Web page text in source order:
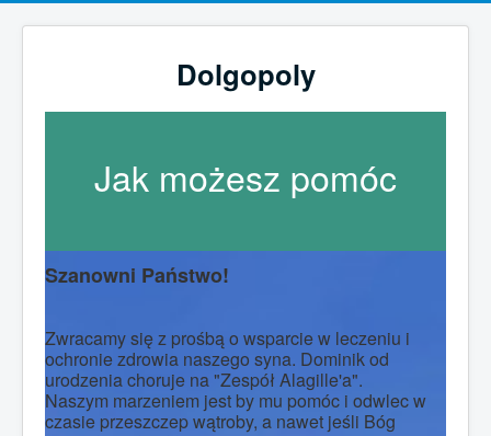
Dolgopoly
Jak możesz pomóc
Szanowni Państwo!
Zwracamy się z prośbą o wsparcie w leczeniu i
ochronie zdrowia naszego syna. Dominik od
urodzenia choruje na "Zespół Alagille'a".
Naszym marzeniem jest by mu pomóc i odwlec w
czasie przeszczep wątroby, a nawet jeśli Bóg